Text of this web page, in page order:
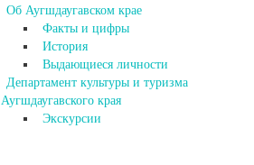
Об Аугшдаугавском крае
Факты и цифры
История
Выдающиеся личности
Департамент культуры и туризма
Аугшдаугавского края
Экскурсии